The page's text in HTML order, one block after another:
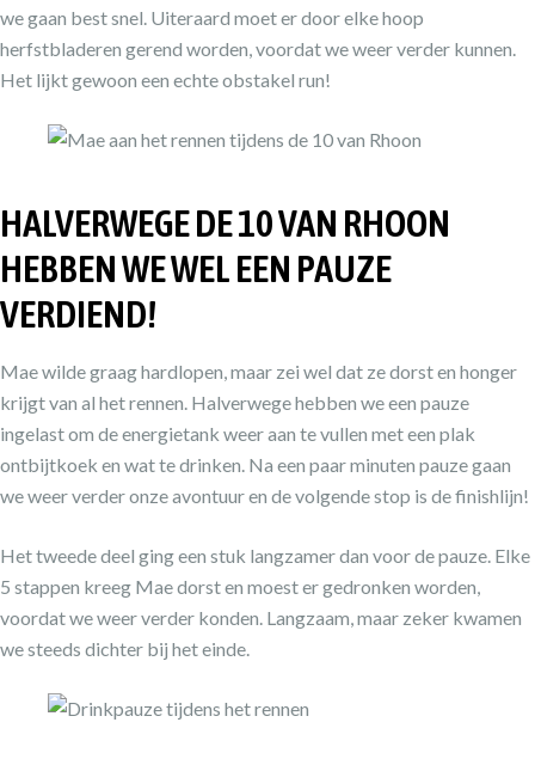
we gaan best snel. Uiteraard moet er door elke hoop
herfstbladeren gerend worden, voordat we weer verder kunnen.
Het lijkt gewoon een echte obstakel run!
HALVERWEGE DE 10 VAN RHOON
HEBBEN WE WEL EEN PAUZE
VERDIEND!
Mae wilde graag hardlopen, maar zei wel dat ze dorst en honger
krijgt van al het rennen. Halverwege hebben we een pauze
ingelast om de energietank weer aan te vullen met een plak
ontbijtkoek en wat te drinken. Na een paar minuten pauze gaan
we weer verder onze avontuur en de volgende stop is de finishlijn!
Het tweede deel ging een stuk langzamer dan voor de pauze. Elke
5 stappen kreeg Mae dorst en moest er gedronken worden,
voordat we weer verder konden. Langzaam, maar zeker kwamen
we steeds dichter bij het einde.